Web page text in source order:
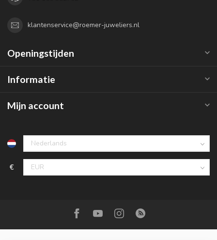
klantenservice@roemer-juweliers.nl
Openingstijden
Informatie
Mijn account
€